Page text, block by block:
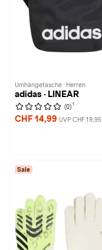
Umhängetasche · Herren
adidas · LINEAR
(0) 1
CHF 14,99 UVP CHF 19,95
Sale